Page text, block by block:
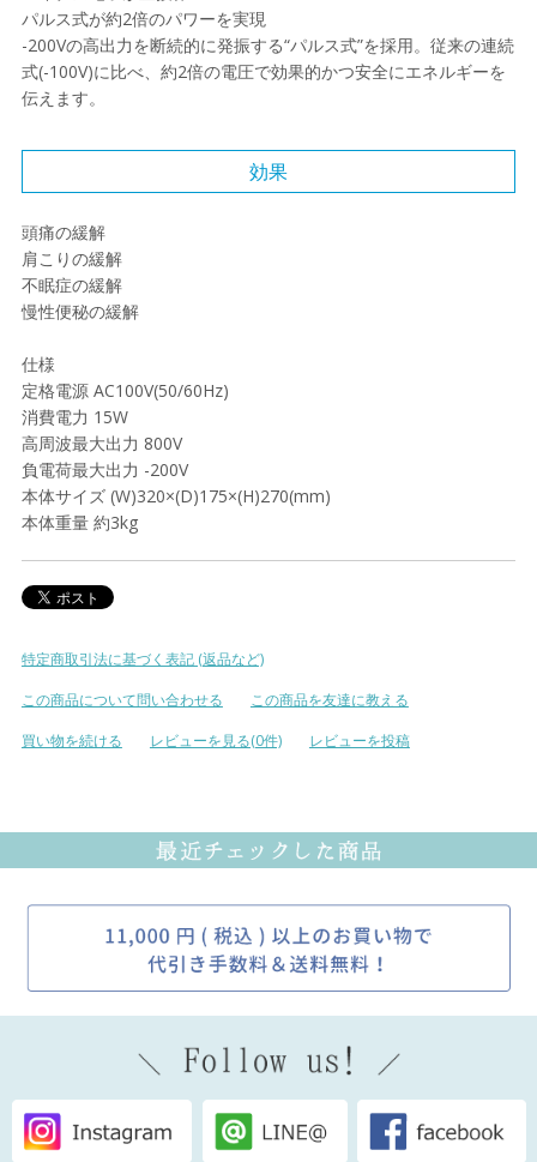
パルス式が約2倍のパワーを実現
-200Vの高出力を断続的に発振する“パルス式”を採用。従来の連続
式(-100V)に比べ、約2倍の電圧で効果的かつ安全にエネルギーを
伝えます。
効果
頭痛の緩解
肩こりの緩解
不眠症の緩解
慢性便秘の緩解
仕様
定格電源 AC100V(50/60Hz)
消費電力 15W
高周波最大出力 800V
負電荷最大出力 -200V
本体サイズ (W)320×(D)175×(H)270(mm)
本体重量 約3kg
特定商取引法に基づく表記 (返品など)
この商品について問い合わせる
この商品を友達に教える
買い物を続ける
レビューを見る(0件) レビューを投稿